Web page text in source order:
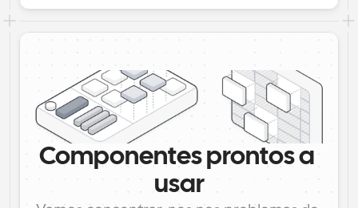
Componentes prontos a
usar